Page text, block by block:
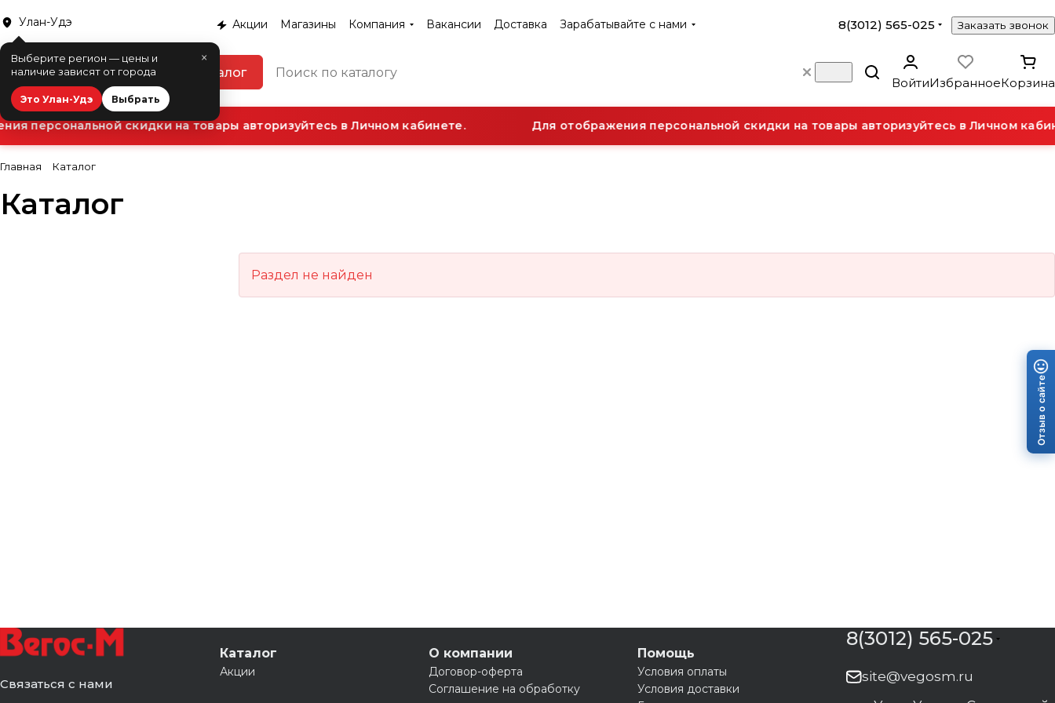
Улан-Удэ
×
Выберите регион — цены и
наличие зависят от города
Это Улан-Удэ Выбрать
Акции Магазины Компания Вакансии Доставка Зарабатывайте с нами 8(3012) 565-025 Заказать звонок
Каталог
ВойтиИзбранноеКорзина
персональной скидки на товары авторизуйтесь в Личном кабинете. Для отображения персональной скидки на товары авторизуйтесь в Личном
Главная Каталог
Каталог
Раздел не найден
Связаться с нами
Каталог
Акции
О компании
Договор-оферта
Соглашение на обработку
Помощь
Условия оплаты
Условия доставки
8(3012) 565-025
site@vegosm.ru
Отзыв о сайте